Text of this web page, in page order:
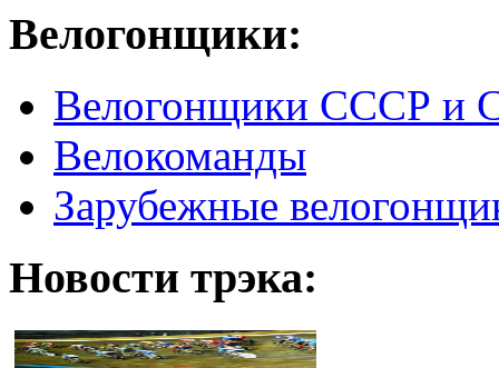
Велогонщики:
Велогонщики СССР и
Велокоманды
Зарубежные
Новости трэка: